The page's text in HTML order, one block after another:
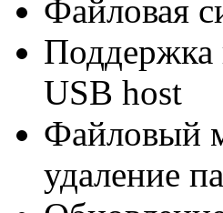
Файловая
Поддержка
USB host
Файловый
удаление